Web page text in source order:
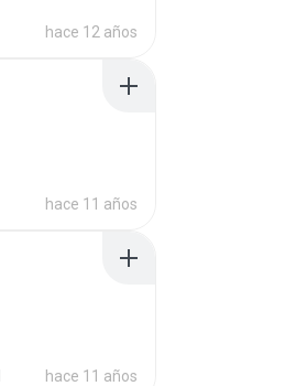
hace 12 años
hace 11 años
hace 11 años